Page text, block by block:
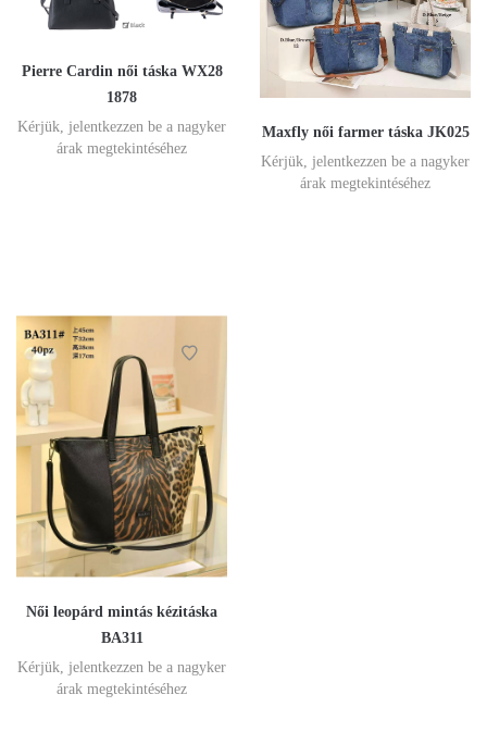
Pierre Cardin női táska WX28
1878
Kérjük, jelentkezzen be a nagyker
árak megtekintéséhez
Maxfly női farmer táska JK025
Kérjük, jelentkezzen be a nagyker
árak megtekintéséhez
Női leopárd mintás kézitáska
BA311
Kérjük, jelentkezzen be a nagyker
árak megtekintéséhez